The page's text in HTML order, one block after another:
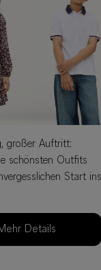
großer Auftritt:
schönsten Outfits
Start ins
Details